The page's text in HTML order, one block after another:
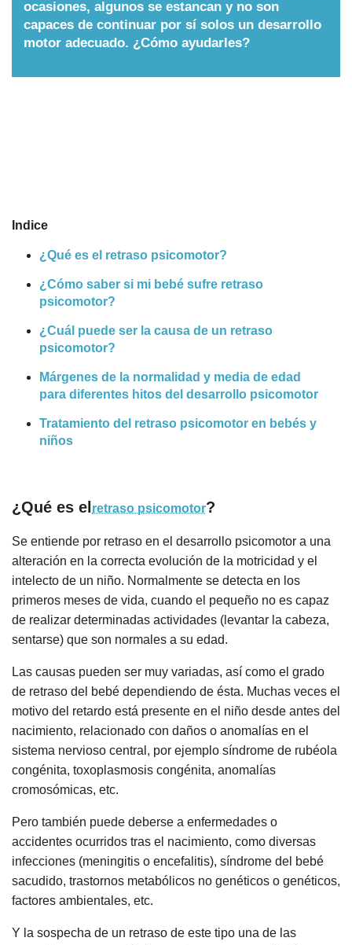
Nombres
Cuentos
ocasiones, algunos se estancan y no son
capaces de continuar por sí solos un desarrollo
motor adecuado. ¿Cómo ayudarles?
Indice
¿Qué es el retraso psicomotor?
¿Cómo saber si mi bebé sufre retraso
psicomotor?
¿Cuál puede ser la causa de un retraso
psicomotor?
Márgenes de la normalidad y media de edad
para diferentes hitos del desarrollo psicomotor
Tratamiento del retraso psicomotor en bebés y
niños
¿Qué es elretraso psicomotor?
Se entiende por retraso en el desarrollo psicomotor a una
alteración en la correcta evolución de la motricidad y el
intelecto de un niño. Normalmente se detecta en los
primeros meses de vida, cuando el pequeño no es capaz
de realizar determinadas actividades (levantar la cabeza,
sentarse) que son normales a su edad.
Las causas pueden ser muy variadas, así como el grado
de retraso del bebé dependiendo de ésta. Muchas veces el
motivo del retardo está presente en el niño desde antes del
nacimiento, relacionado con daños o anomalías en el
sistema nervioso central, por ejemplo síndrome de rubéola
congénita, toxoplasmosis congénita, anomalías
cromosómicas, etc.
Pero también puede deberse a enfermedades o
accidentes ocurridos tras el nacimiento, como diversas
infecciones (meningitis o encefalitis), síndrome del bebé
sacudido, trastornos metabólicos no genéticos o genéticos,
factores ambientales, etc.
Y la sospecha de un retraso de este tipo una de las